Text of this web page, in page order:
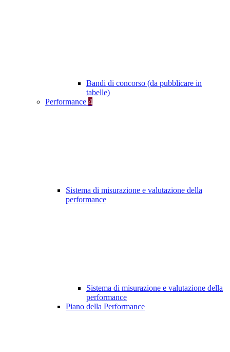
Bandi di concorso (da pubblicare in
tabelle)
Performance 4
Sistema di misurazione e valutazione della
performance
Sistema di misurazione e valutazione della
performance
Piano della Performance